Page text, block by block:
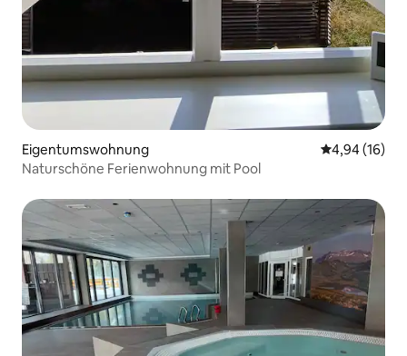
Eigentumswohnung
4,94 (16)
Naturschöne Ferienwohnung mit Pool